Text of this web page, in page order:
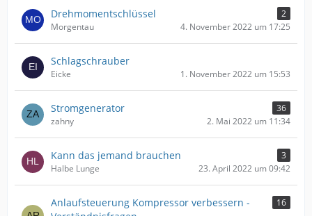
Drehmomentschlüssel
2
Morgentau
4. November 2022 um 17:25
Schlagschrauber
Eicke 1. November 2022 um 15:53
Stromgenerator
36
zahny
2. Mai 2022 um 11:34
Kann das jemand brauchen
3
Halbe Lunge
23. April 2022 um 09:42
Anlaufsteuerung Kompressor verbessern -
16